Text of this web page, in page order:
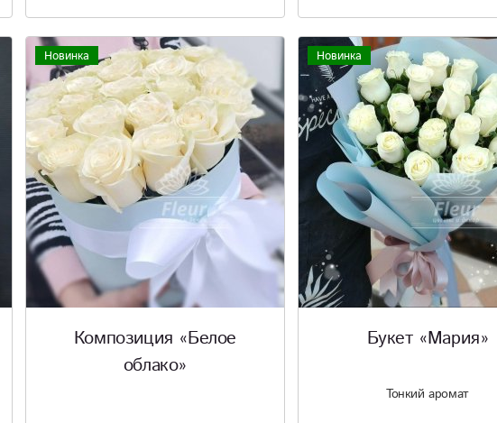
Новинка
Композиция «Белое
облако»
Новинка
Букет «Мария»
Тонкий аромат